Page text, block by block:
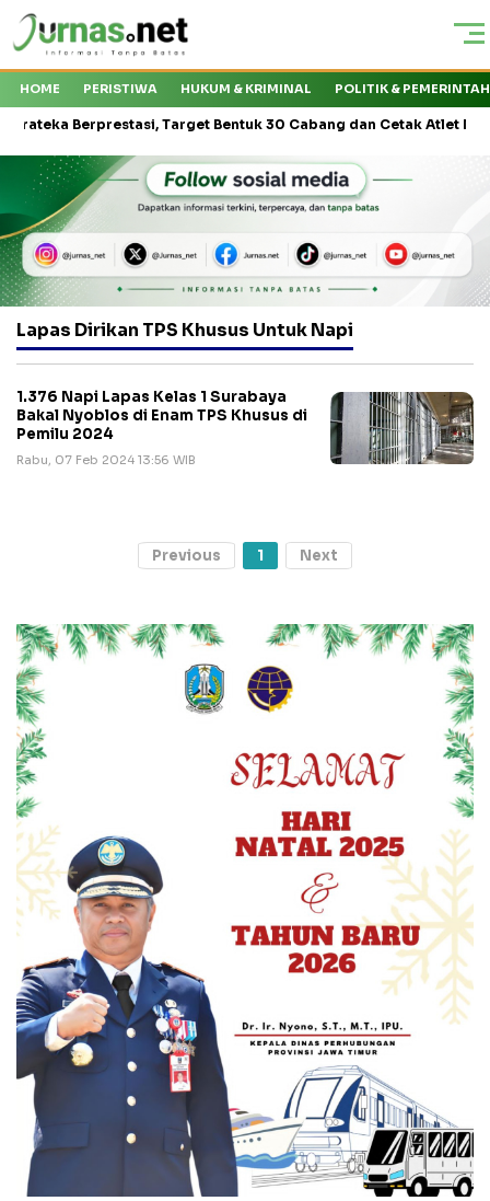
HOME PERISTIWA HUKUM & KRIMINAL POLITIK &
Target Bentuk 30 Cabang dan Cetak Atlet Nasional
Lapas Dirikan TPS Khusus Untuk Napi
1.376 Napi Lapas Kelas 1 Surabaya
Bakal Nyoblos di Enam TPS Khusus di
Pemilu 2024
Rabu, 07 Feb 2024 13:56 WIB
Previous 1 Next